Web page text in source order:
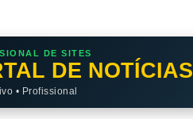
DE SITES
DE NOTÍCIAS
• Profissional